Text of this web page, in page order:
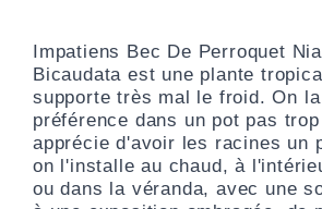
Impatiens Bec De Perroquet
Bicaudata est une plante
supporte très mal le froid. On
préférence dans un pot pas
apprécie d'avoir les racines un
on l'installe au chaud, à
ou dans la véranda, avec une